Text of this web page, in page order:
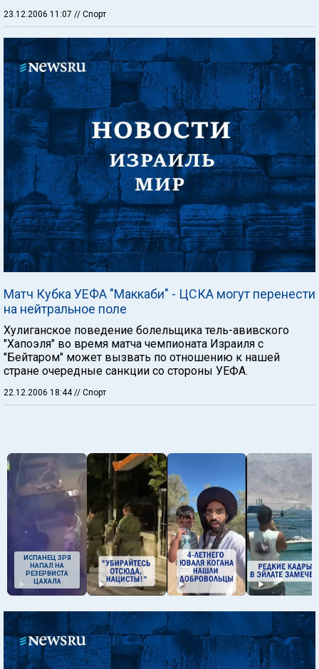
23.12.2006 11:07 // Спорт
Матч Кубка УЕФА "Маккаби" - ЦСКА могут перенести
на нейтральное поле
Хулиганское поведение болельщика тель-авивского
"Хапоэля" во время матча чемпионата Израиля с
"Бейтаром" может вызвать по отношению к нашей
стране очередные санкции со стороны УЕФА.
22.12.2006 18:44 // Спорт
ИСПАНЕЦ ЗРЯ
НАПАЛ НА
РЕЗЕРВИСТА
ЦАХАЛА